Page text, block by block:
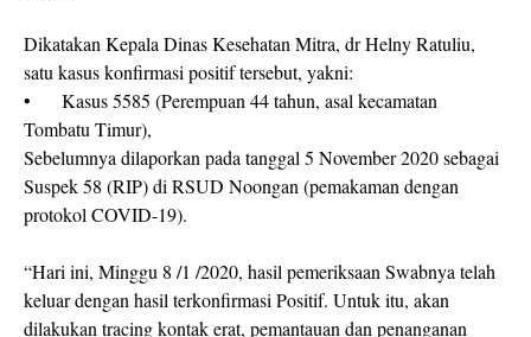
Dikatakan Kepala Dinas Kesehatan Mitra, dr Helny Ratuliu,
satu kasus konfirmasi positif tersebut, yakni:
•
Kasus 5585 (Perempuan 44 tahun, asal kecamatan
Tombatu Timur),
Sebelumnya dilaporkan pada tanggal 5 November 2020 sebagai
Suspek 58 (RIP) di RSUD Noongan (pemakaman dengan
protokol COVID-19).
“Hari ini, Minggu 8 /1 /2020, hasil pemeriksaan Swabnya telah
keluar dengan hasil terkonfirmasi Positif. Untuk itu, akan
dilakukan tracing kontak erat, pemantauan dan penanganan